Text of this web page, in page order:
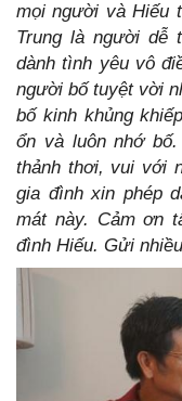
mọi người và Hiếu
Trung là người dễ
dành tình yêu vô
người bố tuyệt vời
bố kinh khủng
ổn và luôn nhớ
thảnh thơi, vui với
gia đình xin phép
mát này. Cảm ơn
đình Hiếu. Gửi